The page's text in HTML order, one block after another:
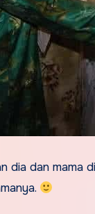
dia dan mama